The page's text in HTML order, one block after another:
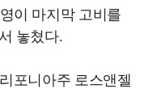
이 마지막 고비를
놓쳤다.
포니아주 로스앤젤